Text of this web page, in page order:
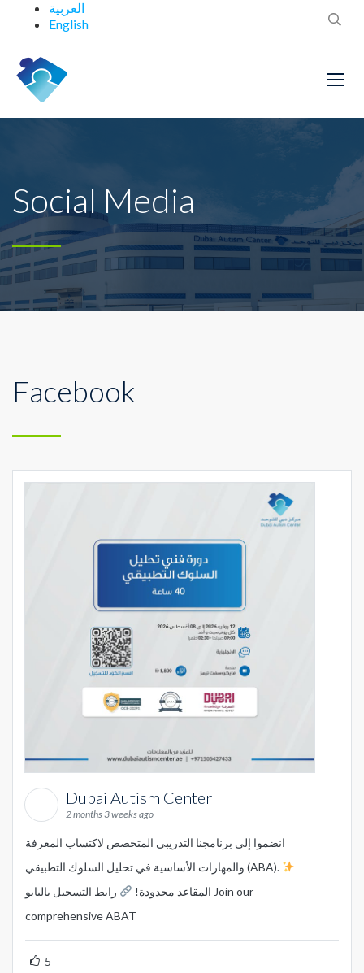
العربية
English
Social Media
Facebook
Dubai Autism Center
2 months 3 weeks ago
انضموا إلى برنامجنا التدريبي المتخصص لاكتساب المعرفة
والمهارات الأساسية في تحليل السلوك التطبيقي (ABA).
المقاعد محدودة!
رابط التسجيل بالبايو Join our
comprehensive ABAT
5